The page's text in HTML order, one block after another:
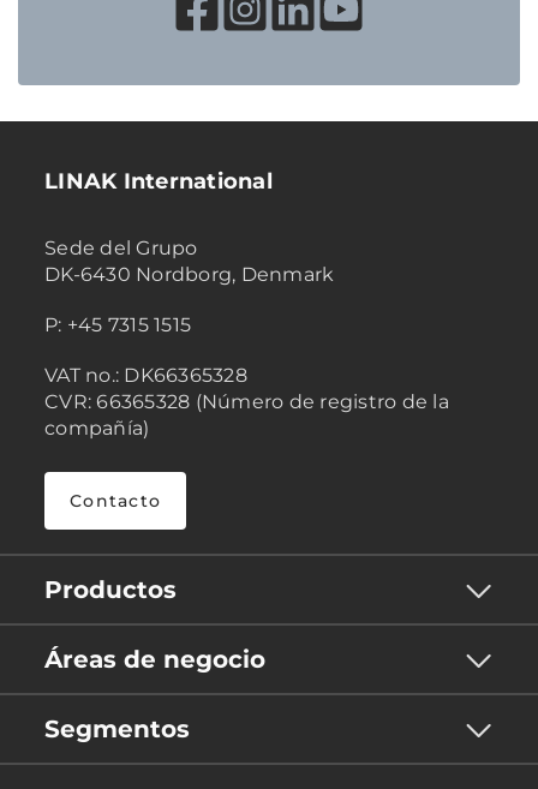
LINAK International
Sede del Grupo
DK-6430 Nordborg, Denmark
P: +45 7315 1515
VAT no.: DK66365328
CVR: 66365328 (Número de registro de la
compañía)
Contacto
Productos
Áreas de negocio
Segmentos